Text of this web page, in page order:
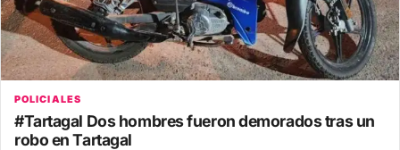
POLICIALES
#Tartagal Dos hombres fueron demorados tras un
robo en Tartagal